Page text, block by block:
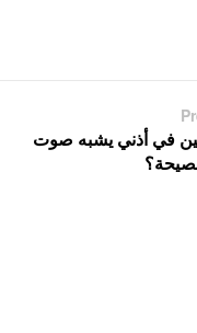
في أذني يشبه صوت